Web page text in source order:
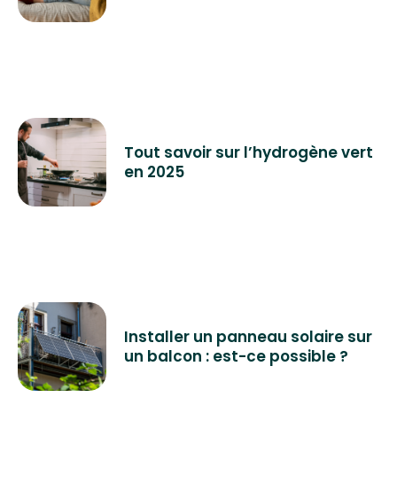
Tout savoir sur l’hydrogène vert
en 2025
Installer un panneau solaire sur
un balcon : est-ce possible ?